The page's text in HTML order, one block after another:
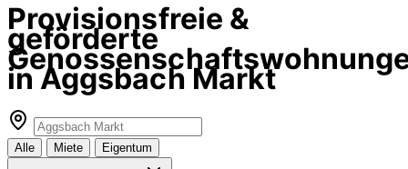
Provisionsfreie &
geförderte
in Aggsbach Markt
Alle Miete Eigentum